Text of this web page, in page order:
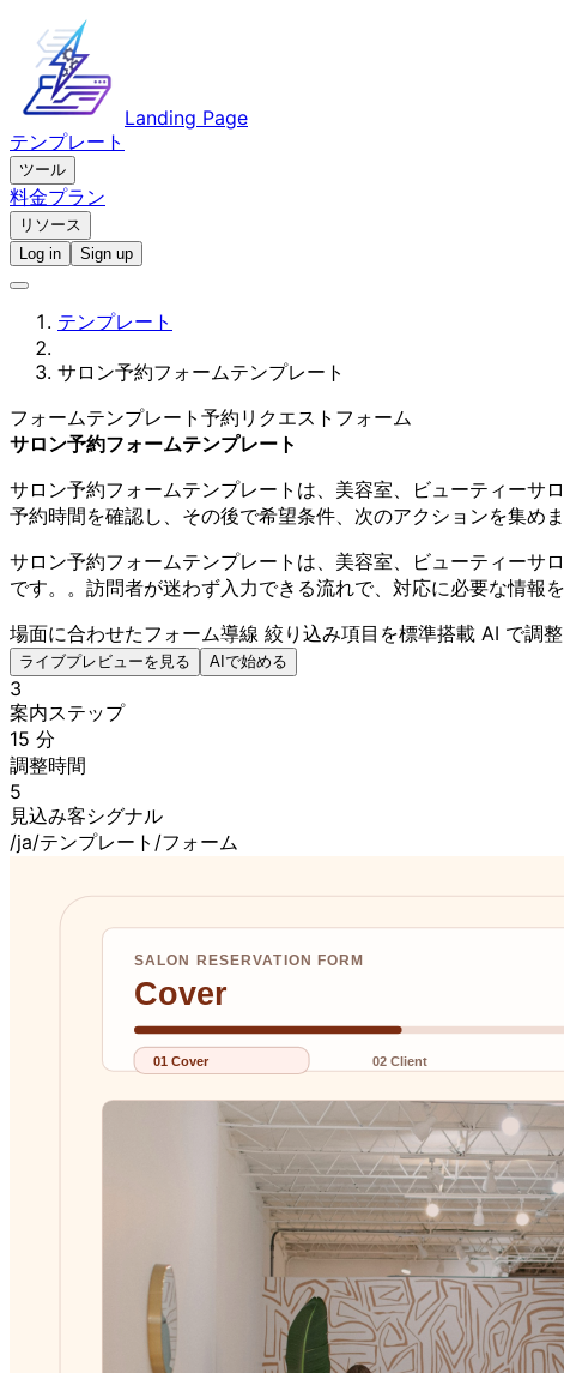
Landing Page
テンプレート
ツール
料金プラン
リソース
Log in
Sign up
テンプレート
サロン予約フォームテンプレート
フォームテンプレート 予約リクエストフォーム
サロン予約フォームテンプレート
サロン予約フォームテンプレートは、美容室、ビューティーサ
予約時間を確認し、その後で希望条件、次のアクションを集めま
サロン予約フォームテンプレートは、美容室、ビューティーサ
です。。訪問者が迷わず入力できる流れで、対応に必要な情報
場面に合わせたフォーム導線 絞り込み項目を標準搭載 AI で調
ライブプレビューを見る AIで始める
3
案内ステップ
15 分
調整時間
5
見込み客シグナル
/ja/テンプレート/フォーム